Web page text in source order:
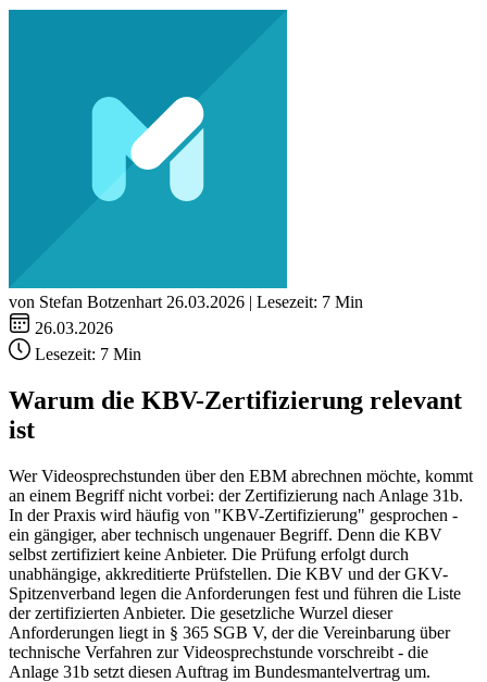
von Stefan Botzenhart 26.03.2026 | Lesezeit: 7 Min
26.03.2026
Lesezeit: 7 Min
Warum die KBV-Zertifizierung relevant
ist
Wer Videosprechstunden über den EBM abrechnen möchte, kommt
an einem Begriff nicht vorbei: der Zertifizierung nach Anlage 31b.
In der Praxis wird häufig von "KBV-Zertifizierung" gesprochen -
ein gängiger, aber technisch ungenauer Begriff. Denn die KBV
selbst zertifiziert keine Anbieter. Die Prüfung erfolgt durch
unabhängige, akkreditierte Prüfstellen. Die KBV und der GKV-
Spitzenverband legen die Anforderungen fest und führen die Liste
der zertifizierten Anbieter. Die gesetzliche Wurzel dieser
Anforderungen liegt in § 365 SGB V, der die Vereinbarung über
technische Verfahren zur Videosprechstunde vorschreibt - die
Anlage 31b setzt diesen Auftrag im Bundesmantelvertrag um.